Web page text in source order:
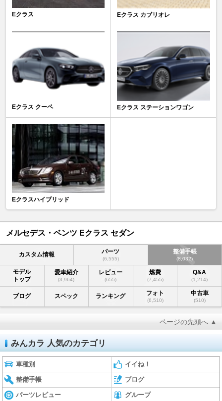
Eクラス Eクラス カブリオレ
Eクラス クーペ Eクラス ステーションワゴン
Eクラスハイブリッド
メルセデス・ベンツ Eクラス セダン
カスタム情報 パーツ
(6,555)
整備手帳
(8,032)
モデル
トップ
愛車紹介
(3,964)
レビュー
(655)
燃費
(7,455)
Q&A
(1,214)
ブログ スペック ランキング フォト
(6,510)
中古車
(510)
ページの先頭へ ▲
みんカラ 人気のカテゴリ
車種別 イイね！
整備手帳 ブログ
パーツレビュー グループ